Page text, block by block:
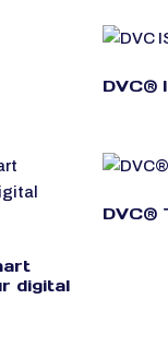
DVC®
digital
DVC®